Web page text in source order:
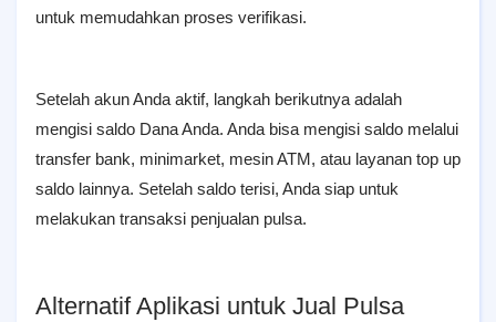
untuk memudahkan proses verifikasi.
Setelah akun Anda aktif, langkah berikutnya adalah
mengisi saldo Dana Anda. Anda bisa mengisi saldo melalui
transfer bank, minimarket, mesin ATM, atau layanan top up
saldo lainnya. Setelah saldo terisi, Anda siap untuk
melakukan transaksi penjualan pulsa.
Alternatif Aplikasi untuk Jual Pulsa